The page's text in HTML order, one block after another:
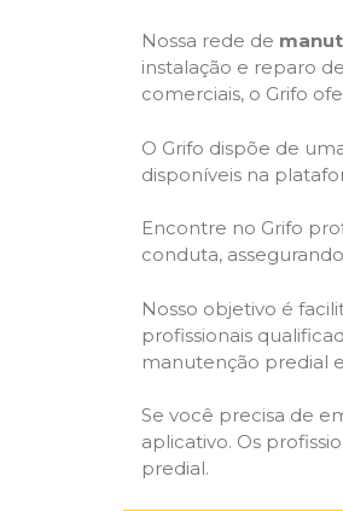
Nossa rede de
instalação e reparo
comerciais, o Grifo
O Grifo dispõe de
disponíveis na
Encontre no Grifo
conduta,
Nosso objetivo é
profissionais
manutenção predial
Se você precisa de
aplicativo. Os
predial.